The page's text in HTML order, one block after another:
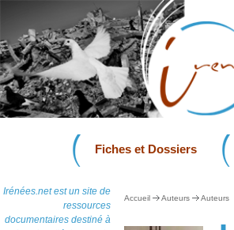
Fiches et Dossiers
Irénées.net est un site de
ressources
documentaires destiné à
Accueil Auteurs Auteurs